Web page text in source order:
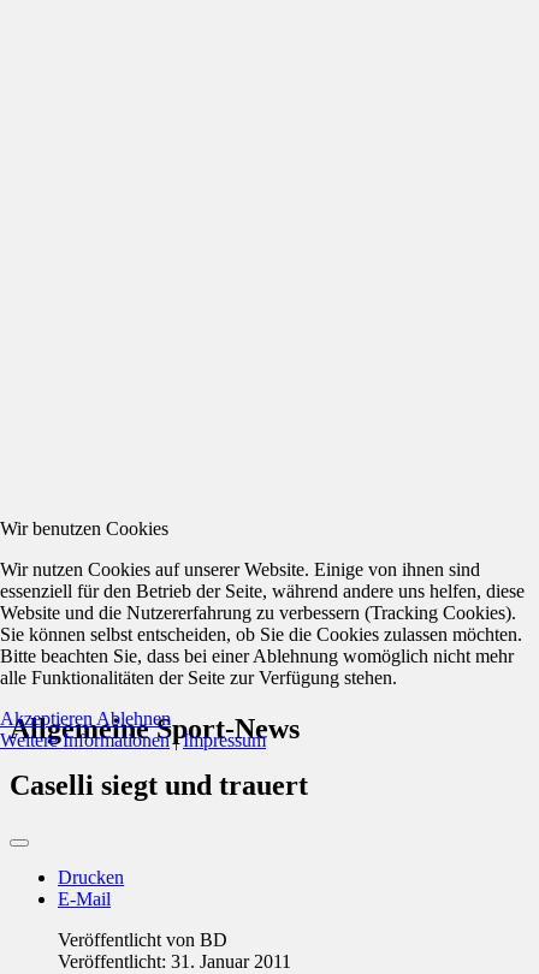
Allgemeine Sport-News
Caselli siegt und trauert
Drucken
E-Mail
Veröffentlicht von BD
Veröffentlicht: 31. Januar 2011
Wir benutzen Cookies
Wir nutzen Cookies auf unserer Website. Einige von ihnen sind
essenziell für den Betrieb der Seite, während andere uns helfen, diese
Website und die Nutzererfahrung zu verbessern (Tracking Cookies).
Sie können selbst entscheiden, ob Sie die Cookies zulassen möchten.
Bitte beachten Sie, dass bei einer Ablehnung womöglich nicht mehr
alle Funktionalitäten der Seite zur Verfügung stehen.
Akzeptieren Ablehnen
Weitere Informationen|Impressum